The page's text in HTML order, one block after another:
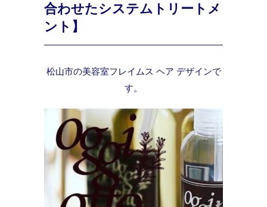
合わせたシステムトリートメ
ント】
松山市の美容室フレイムス ヘア デザインで
す。